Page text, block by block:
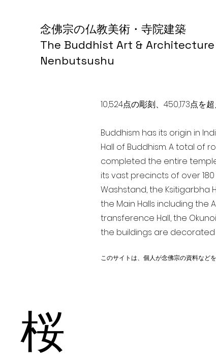
念佛宗の仏教美術・寺院建築
The Buddhist Art &
Nenbutsushu
10,524点の彫刻、450,173点を
Buddhism has its origin in
Hall of Buddhism. A total of
completed the entire
its vast precincts of over
Washstand, the Ksitigarbha
the Main Halls including the
transference Hall, the
the buildings are decorated
このサイトは、個人が念佛宗の資料など
桜